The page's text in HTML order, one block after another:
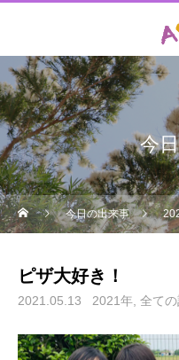
今
今日の出来事
ピザ大好き！
2021.05.13 2021年 全て